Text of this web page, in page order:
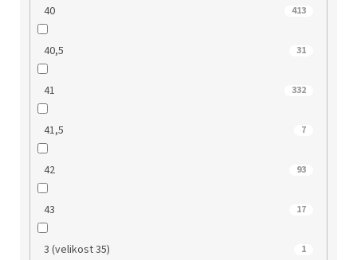
40 413
40,5 31
41 332
41,5 7
42 93
43 17
3 (velikost 35) 1